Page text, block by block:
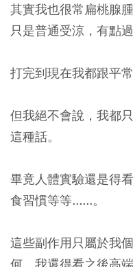
其實我也很常扁桃腺
只是普通受涼，有點過
打完到現在我都跟平
但我絕不會說，我都
這種話。
畢竟人體實驗還是得
食習慣等等......。
這些副作用只屬於我